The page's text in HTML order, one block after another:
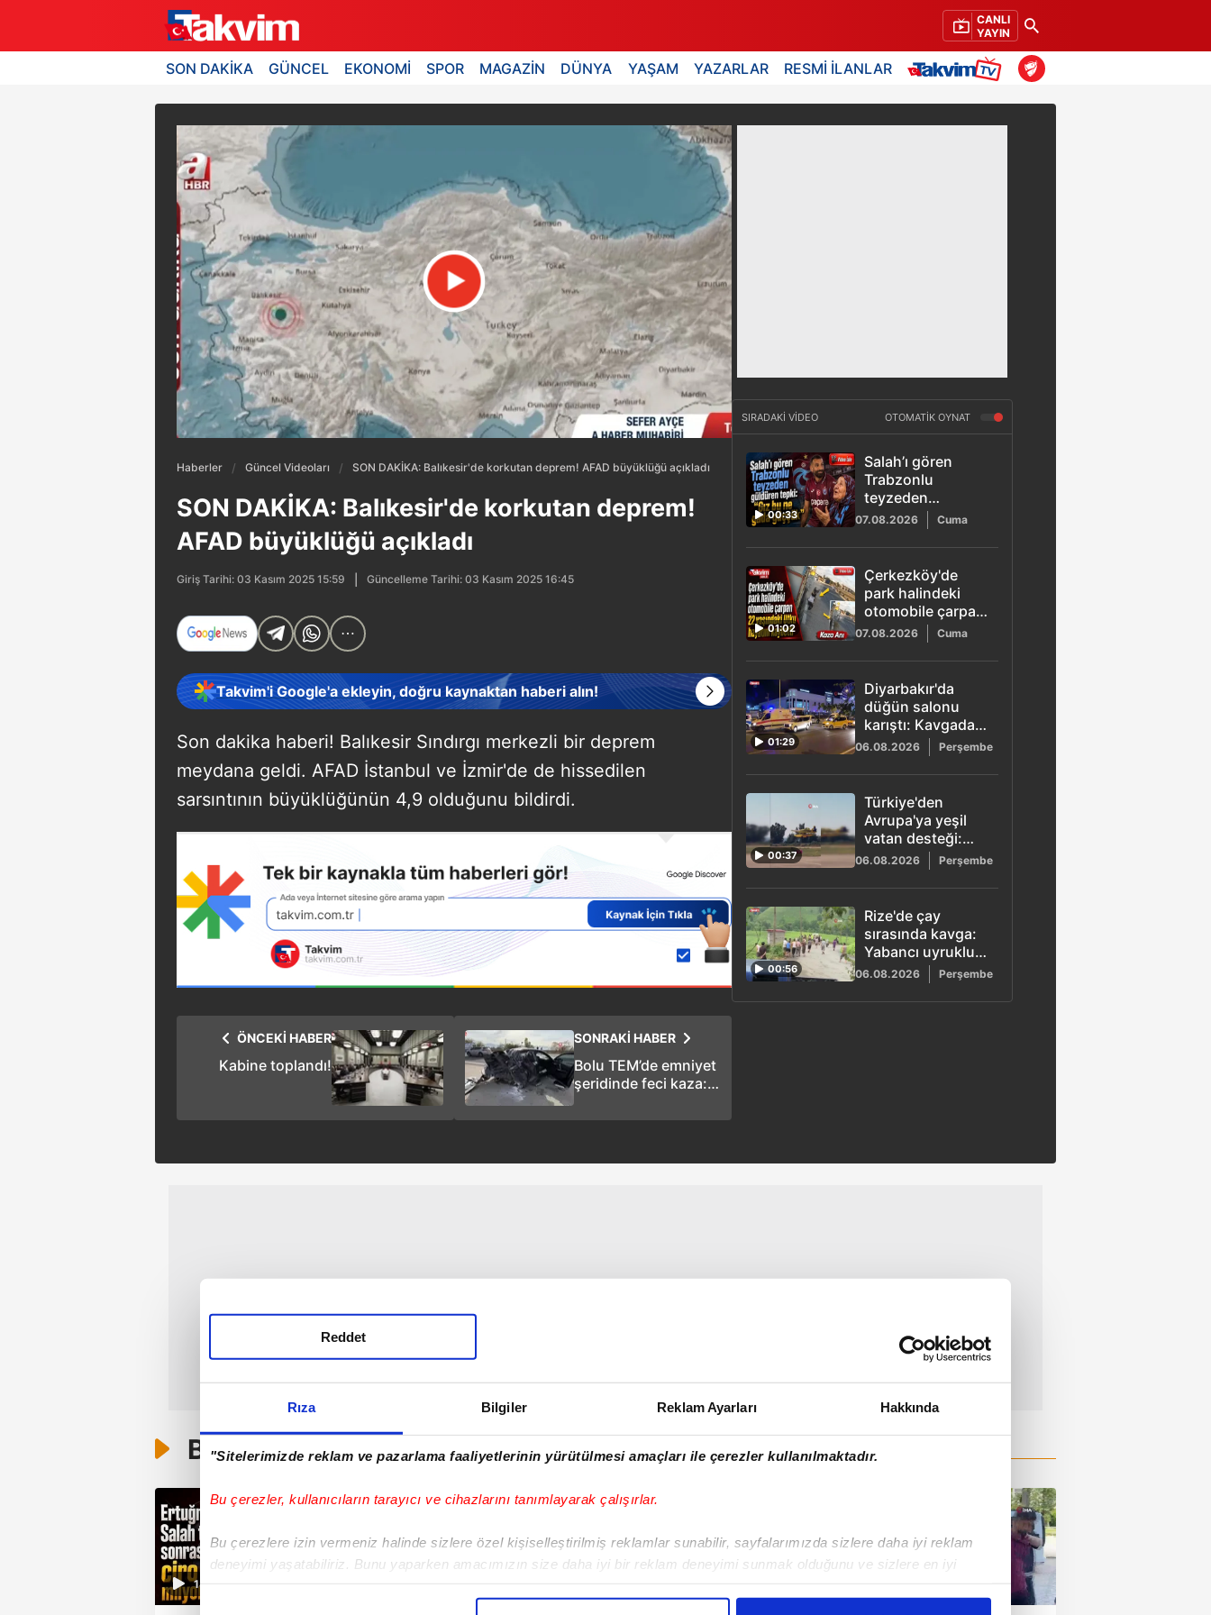
Rıza Bilgiler Reklam Ayarları Hakkında
"Sitelerimizde reklam ve pazarlama faaliyetlerinin yürütülmesi amaçları ile çerezler kullanılmaktadır.
Bu çerezler, kullanıcıların tarayıcı ve cihazlarını tanımlayarak çalışırlar.
Bu çerezlere izin vermeniz halinde sizlere özel kişiselleştirilmiş reklamlar sunabilir, sayfalarımızda sizlere daha iyi reklam
deneyimi yaşatabiliriz. Bunu yaparken amacımızın size daha iyi bir reklam deneyimi sunmak olduğunu ve sizlere en iyi
Reddet
CANLI
YAYIN
SON DAKİKA GÜNCEL EKONOMİ SPOR MAGAZİN DÜNYA YAŞAM YAZARLAR RESMİ İLANLAR
Haberler Güncel Videoları SON DAKİKA: Balıkesir'de korkutan deprem! AFAD büyüklüğü açıkladı
SON DAKİKA: Balıkesir'de korkutan deprem!
AFAD büyüklüğü açıkladı
Giriş Tarihi: 03 Kasım 2025 15:59 Güncelleme Tarihi: 03 Kasım 2025 16:45
Takvim'i Google'a ekleyin, doğru kaynaktan haberi alın!
Son dakika haberi! Balıkesir Sındırgı merkezli bir deprem
meydana geldi. AFAD İstanbul ve İzmir'de de hissedilen
sarsıntının büyüklüğünün 4,9 olduğunu bildirdi.
SONRAKİ HABER
Bolu TEM’de emniyet
şeridinde feci kaza: 9
hayatını kaybetti, 4
ÖNCEKİ HABER
Kabine toplandı!
SIRADAKİ VİDEO OTOMATİK OYNAT
00:33
Salah’ı gören
Trabzonlu
teyzeden
güldüren sözler:
"Gız bu ne gada
güççük"
07.08.2026 Cuma
01:02
Çerkezköy'de
park halindeki
otomobile çarpan
22 yaşındaki Utku
hayatını kaybetti
07.08.2026 Cuma
01:29
Diyarbakır'da
düğün salonu
karıştı: Kavgada 5
kişi yaralandı
06.08.2026 Perşembe
00:37
Türkiye'den
Avrupa'ya yeşil
vatan desteği:
Görev
tamamlandı,
uçaklar yurda
döndü
06.08.2026 Perşembe
00:56
Rize'de çay
sırasında kavga:
Yabancı uyruklu
işçiler birbirine
06.08.2026 Perşembe
Bunlar da Var
18:09